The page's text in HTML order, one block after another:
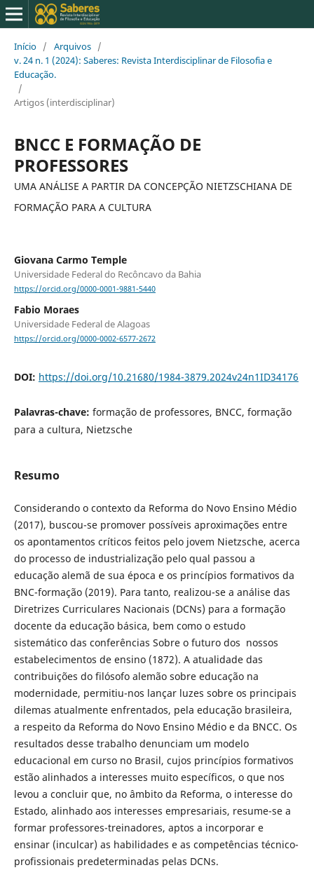
Início / Arquivos /
v. 24 n. 1 (2024): Saberes: Revista Interdisciplinar de Filosofia e
Educação.
/
Artigos (interdisciplinar)
BNCC E FORMAÇÃO DE
PROFESSORES
UMA ANÁLISE A PARTIR DA CONCEPÇÃO NIETZSCHIANA DE
FORMAÇÃO PARA A CULTURA
Giovana Carmo Temple
Universidade Federal do Recôncavo da Bahia
https://orcid.org/0000-0001-9881-5440
Fabio Moraes
Universidade Federal de Alagoas
https://orcid.org/0000-0002-6577-2672
DOI: https://doi.org/10.21680/1984-3879.2024v24n1ID34176
Palavras-chave: formação de professores, BNCC, formação
para a cultura, Nietzsche
Resumo
Considerando o contexto da Reforma do Novo Ensino Médio
(2017), buscou-se promover possíveis aproximações entre
os apontamentos críticos feitos pelo jovem Nietzsche, acerca
do processo de industrialização pelo qual passou a
educação alemã de sua época e os princípios formativos da
BNC-formação (2019). Para tanto, realizou-se a análise das
Diretrizes Curriculares Nacionais (DCNs) para a formação
docente da educação básica, bem como o estudo
sistemático das conferências Sobre o futuro dos nossos
estabelecimentos de ensino (1872). A atualidade das
contribuições do filósofo alemão sobre educação na
modernidade, permitiu-nos lançar luzes sobre os principais
dilemas atualmente enfrentados, pela educação brasileira,
a respeito da Reforma do Novo Ensino Médio e da BNCC. Os
resultados desse trabalho denunciam um modelo
educacional em curso no Brasil, cujos princípios formativos
estão alinhados a interesses muito específicos, o que nos
levou a concluir que, no âmbito da Reforma, o interesse do
Estado, alinhado aos interesses empresariais, resume-se a
formar professores-treinadores, aptos a incorporar e
ensinar (inculcar) as habilidades e as competências técnico-
profissionais predeterminadas pelas DCNs.